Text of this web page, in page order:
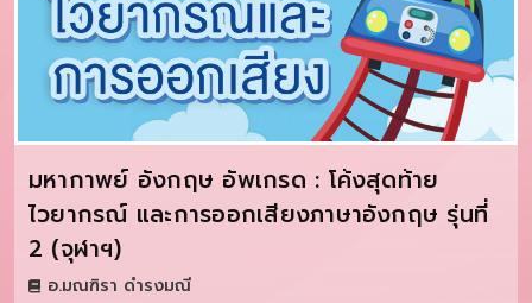
มหากาพย์ อังกฤษ อัพเกรด : โค้งสุดท้าย
ไวยากรณ์ และการออกเสียงภาษาอังกฤษ รุ่นที่
2 (จุฬาฯ)
อ.มณฑิรา ดำรงมณี